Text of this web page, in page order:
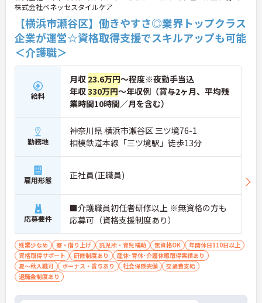
株式会社ベネッセスタイルケア
【横浜市瀬谷区】働きやすさ◎業界トップクラス
企業が運営☆資格取得支援でスキルアップも可能
＜介護職＞
給料
月収 23.6万円～程度※夜勤手当込
年収330万円～年収例（賞与2ヶ月、平均残
業時間10時間／月を含む）
勤務地
神奈川県 横浜市瀬谷区 三ツ境76-1
相模鉄道本線「三ツ境駅」徒歩13分
雇用形態 正社員(正職員)
応募要件
■介護職員初任者研修以上 ※無資格の方も
応募可（資格支援制度あり）
残業少なめ 寮・借り上げ 託児所・育児補助 無資格OK
年間休日110日以上
資格取得サポート
研修制度あり
産休･育休･介護休暇取得実績あり
夏～秋入職可
ボーナス・賞与あり 社会保険完備
交通費支給
退職金制度あり